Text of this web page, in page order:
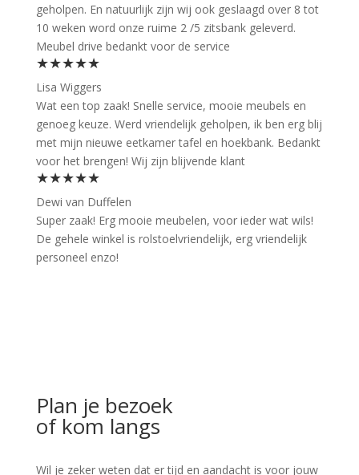
geholpen. En natuurlijk zijn wij ook geslaagd over 8 tot
10 weken word onze ruime 2 /5 zitsbank geleverd.
Meubel drive bedankt voor de service
★★★★★
Lisa Wiggers
Wat een top zaak! Snelle service, mooie meubels en
genoeg keuze. Werd vriendelijk geholpen, ik ben erg blij
met mijn nieuwe eetkamer tafel en hoekbank. Bedankt
voor het brengen! Wij zijn blijvende klant
★★★★★
Dewi van Duffelen
Super zaak! Erg mooie meubelen, voor ieder wat wils!
De gehele winkel is rolstoelvriendelijk, erg vriendelijk
personeel enzo!
Plan je bezoek
of kom langs
Wil je zeker weten dat er tijd en aandacht is voor jouw